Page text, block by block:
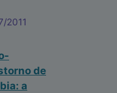
2011
de
a